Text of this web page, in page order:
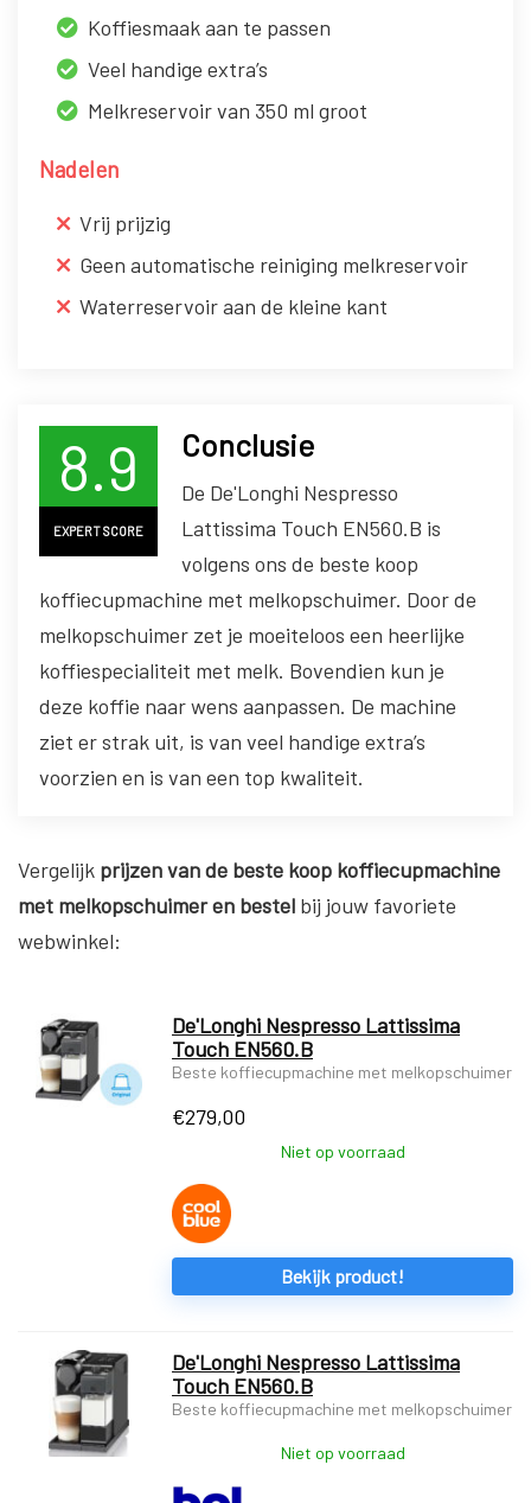
Koffiesmaak aan te passen
Veel handige extra’s
Melkreservoir van 350 ml groot
Nadelen
Vrij prijzig
Geen automatische reiniging melkreservoir
Waterreservoir aan de kleine kant
8.9
EXPERT SCORE
Conclusie
De De'Longhi Nespresso
Lattissima Touch EN560.B is
volgens ons de beste koop
koffiecupmachine met melkopschuimer. Door de
melkopschuimer zet je moeiteloos een heerlijke
koffiespecialiteit met melk. Bovendien kun je
deze koffie naar wens aanpassen. De machine
ziet er strak uit, is van veel handige extra’s
voorzien en is van een top kwaliteit.
Vergelijk prijzen van de beste koop koffiecupmachine
met melkopschuimeren bestel bij jouw favoriete
webwinkel:
De'Longhi Nespresso Lattissima
Touch EN560.B
Beste koffiecupmachine met melkopschuimer
€279,00
Niet op voorraad
Bekijk product!
De'Longhi Nespresso Lattissima
Touch EN560.B
Beste koffiecupmachine met melkopschuimer
Niet op voorraad